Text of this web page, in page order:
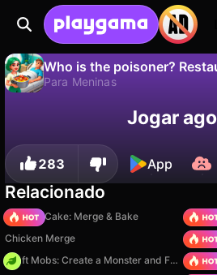
Who is the poisoner?
Para Meninas
Salve o progresso!
Jogar
283 App
Relacionado
Piece of Cake: Merge & Bake
Barry
Chicken Merge
Arrow
Craft Mobs: Create a Monster and Fight!